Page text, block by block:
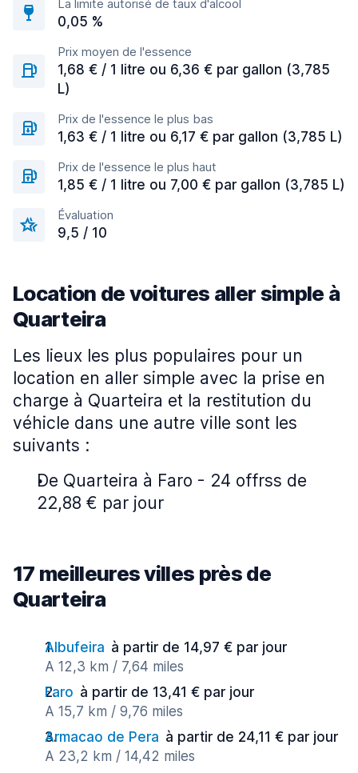
La limite autorisé de taux d'alcool
0,05 %
Prix moyen de l'essence
1,68 € / 1 litre ou 6,36 € par gallon (3,785
L)
Prix de l'essence le plus bas
1,63 € / 1 litre ou 6,17 € par gallon (3,785 L)
Prix de l'essence le plus haut
1,85 € / 1 litre ou 7,00 € par gallon (3,785 L)
Évaluation
9,5 / 10
Location de voitures aller simple à
Quarteira
Les lieux les plus populaires pour un
location en aller simple avec la prise en
charge à Quarteira et la restitution du
véhicle dans une autre ville sont les
suivants :
De Quarteira à Faro - 24 offrss de
22,88 € par jour
17 meilleures villes près de
Quarteira
Albufeira à partir de 14,97 € par jour
A 12,3 km / 7,64 miles
Faro à partir de 13,41 € par jour
A 15,7 km / 9,76 miles
Armacao de Pera à partir de 24,11 € par jour
A 23,2 km / 14,42 miles